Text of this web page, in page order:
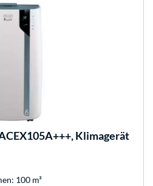
Klimagerät
100 m³